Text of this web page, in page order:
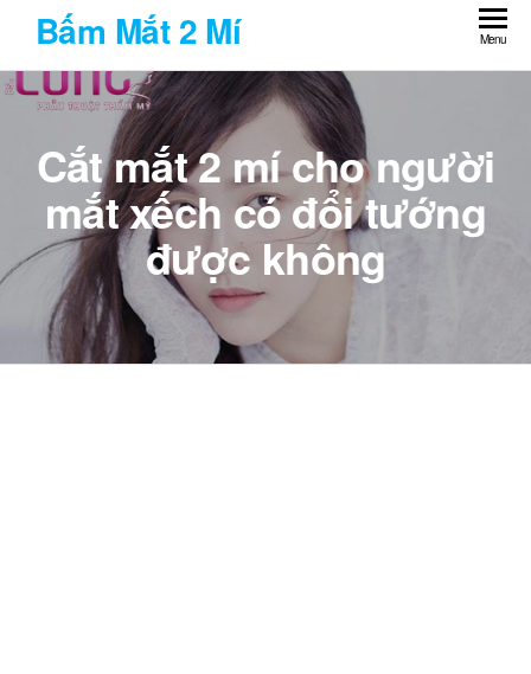
the
content
Bấm Mắt 2 Mí Menu
Cắt mắt 2 mí cho người
mắt xếch có đổi tướng
được không